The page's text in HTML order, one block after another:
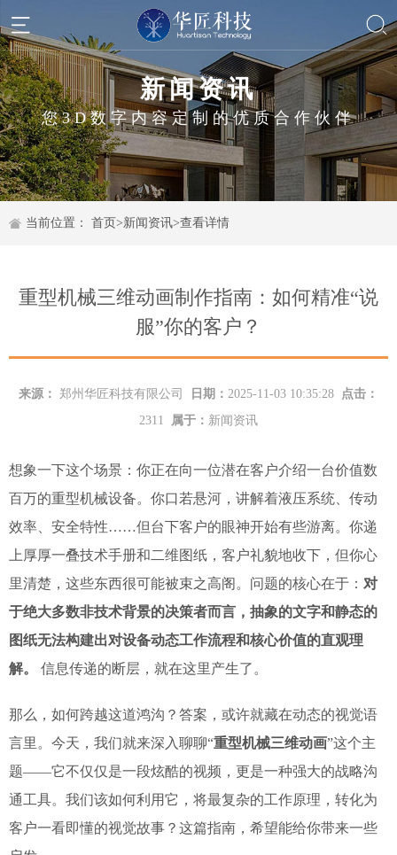
新闻资讯
您3D数字内容定制的优质合作伙伴
当前位置： 首页>新闻资讯>查看详情
重型机械三维动画制作指南：如何精准“说
服”你的客户？
来源： 郑州华匠科技有限公司 日期： 2025-11-03 10:35:28
点击：
2311
属于： 新闻资讯
想象一下这个场景：你正在向一位潜在客户介绍一台价值数
百万的重型机械设备。你口若悬河，讲解着液压系统、传动
效率、安全特性……但台下客户的眼神开始有些游离。你递
上厚厚一叠技术手册和二维图纸，客户礼貌地收下，但你心
里清楚，这些东西很可能被束之高阁。问题的核心在于： 对
于绝大多数非技术背景的决策者而言，抽象的文字和静态的
图纸无法构建出对设备动态工作流程和核心价值的直观理
解。
信息传递的断层，就在这里产生了。
那么，如何跨越这道鸿沟？答案，或许就藏在动态的视觉语
言里。今天，我们就来深入聊聊“重型机械三维动画”这个主
题——它不仅仅是一段炫酷的视频，更是一种强大的战略沟
通工具。我们该如何利用它，将最复杂的工作原理，转化为
客户一看即懂的视觉故事？这篇指南，希望能给你带来一些